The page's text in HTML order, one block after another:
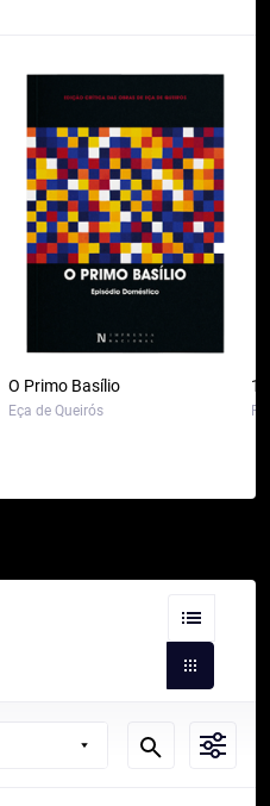
O Primo Basílio
Eça de Queirós